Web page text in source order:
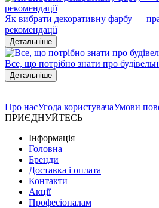
Як вибрати декоративну фарбу —
рекомендації
Детальніше
Все, що потрібно знати про
Детальніше
Про насУгода користувачаУмови
ПРИЄДНУЙТЕСЬ
Інформація
Головна
Бренди
Доставка і оплата
Контакти
Акції
Професіоналам